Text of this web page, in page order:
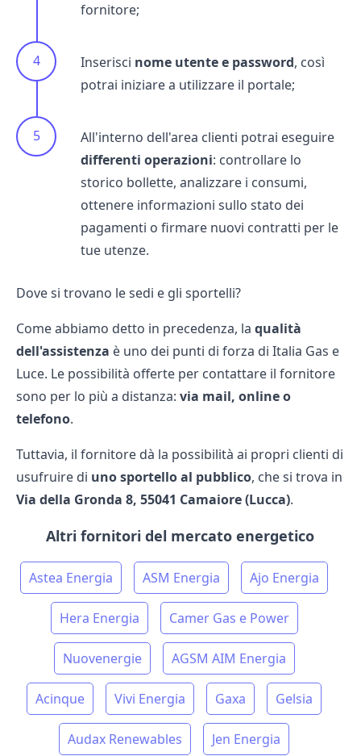
fornitore;
Inserisci nome utente e password, così
potrai iniziare a utilizzare il portale;
All'interno dell'area clienti potrai eseguire
differenti operazioni: controllare lo
storico bollette, analizzare i consumi,
ottenere informazioni sullo stato dei
pagamenti o firmare nuovi contratti per le
tue utenze.
Dove si trovano le sedi e gli sportelli?
Come abbiamo detto in precedenza, la qualità
dell'assistenza è uno dei punti di forza di Italia Gas e
Luce. Le possibilità offerte per contattare il fornitore
sono per lo più a distanza: via mail, online o
telefono.
Tuttavia, il fornitore dà la possibilità ai propri clienti di
usufruire di uno sportello al pubblico, che si trova in
Via della Gronda 8, 55041 Camaiore (Lucca).
Altri fornitori del mercato energetico
Astea Energia ASM Energia Ajo Energia
Hera Energia Camer Gas e Power
Nuovenergie AGSM AIM Energia
Acinque Vivi Energia Gaxa Gelsia
Audax Renewables Jen Energia